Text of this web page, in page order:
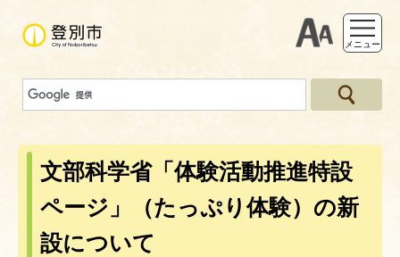
支援ツー
メニュー
文部科学省「体験活動推進特設
ページ」（たっぷり体験）の新
設について